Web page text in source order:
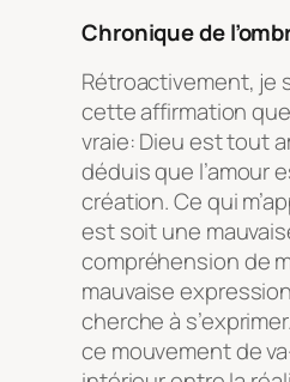
Chronique de
Rétroactivement, je
cette affirmation que
vraie: Dieu est tout
déduis que l’amour
création. Ce qui
est soit une
compréhension de
mauvaise
cherche à
ce mouvement de